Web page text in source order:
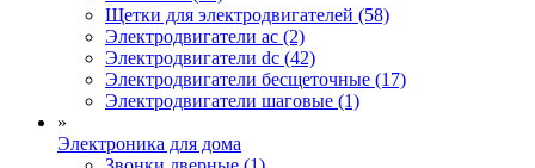
Щетки для электродвигателей (58)
Электродвигатели ac (2)
Электродвигатели dc (42)
Электродвигатели бесщеточные (17)
Электродвигатели шаговые (1)
»
Электроника для дома